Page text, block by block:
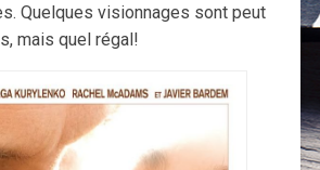
Quelques visionnages sont peut
mais quel régal!